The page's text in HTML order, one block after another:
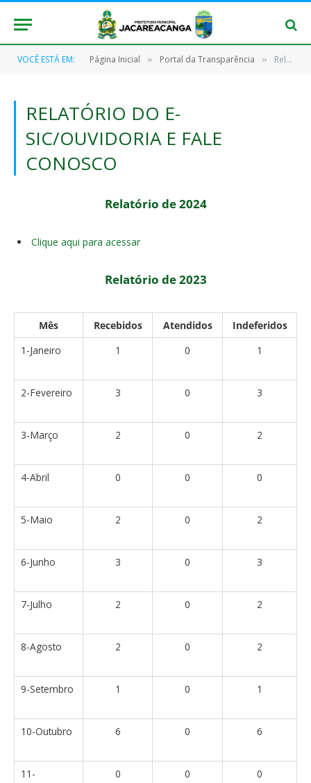
VOCÊ ESTÁ EM: Página Inicial » Portal da Transparência » Relatório do e-SIC/Ouvidoria e Fale Conosco
RELATÓRIO DO E-
SIC/OUVIDORIA E FALE
CONOSCO
Relatório de 2024
Clique aqui para acessar
Relatório de 2023
Mês Recebidos Atendidos
Indeferidos
1-Janeiro
1 0 1
2-Fevereiro 3 0 3
3-Março 2 0 2
4-Abril 0 0 0
5-Maio 2 0 2
6-Junho 3 0 3
7-Julho 2 0 2
8-Agosto 2 0 2
9-Setembro 1 0 1
10-Outubro 6 0 6
11-
0 0 0